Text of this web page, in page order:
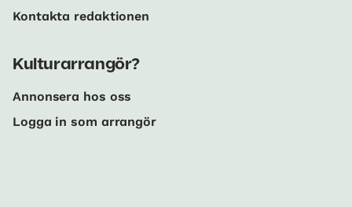
Kontakta redaktionen
Kulturarrangör?
Annonsera hos oss
Logga in som arrangör